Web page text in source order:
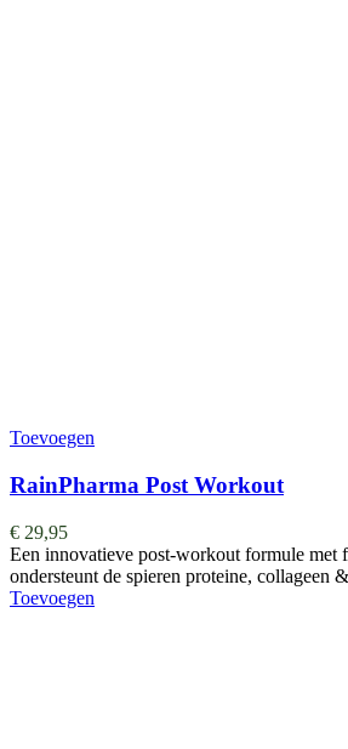
Toevoegen
RainPharma Post Workout
€ 29,95
Een innovatieve post-workout formule met
ondersteunt de spieren proteine, collageen
Toevoegen